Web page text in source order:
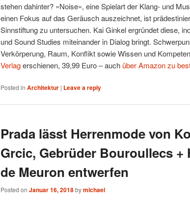
stehen dahinter? »Noise«, eine Spielart der Klang- und
einen Fokus auf das Geräusch auszeichnet, ist
Sinnstiftung zu untersuchen. Kai Ginkel ergründet diese,
und Sound Studies miteinander in Dialog bringt.
Verkörperung, Raum, Konflikt sowie Wissen und
Verlagerschienen, 39,99 Euro – auch über Amazon zu
Posted in Architektur | Leave a reply
Prada lässt Herrenmode von
Grcic, Gebrüder Bouroullecs +
de Meuron entwerfen
Posted on Januar 16, 2018bymichael